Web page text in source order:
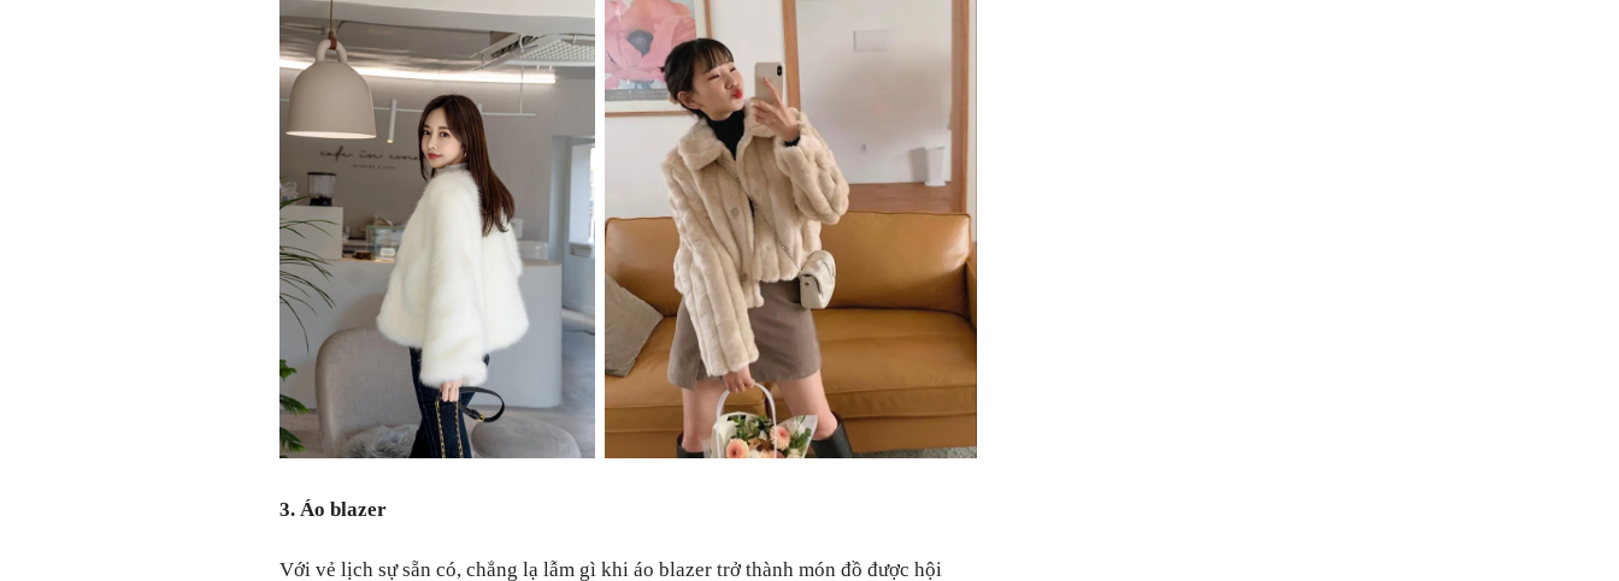
3. Áo blazer
Với vẻ lịch sự sẵn có, chẳng lạ lẫm gì khi áo blazer trở thành món đồ được hội